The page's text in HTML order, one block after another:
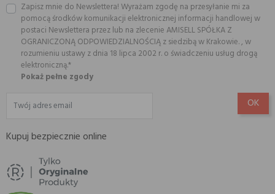
Zapisz mnie do Newslettera! Wyrażam zgodę na przesyłanie mi za
pomocą środków komunikacji elektronicznej informacji handlowej w
postaci Newslettera przez lub na zlecenie AMISELL SPÓŁKA Z
OGRANICZONĄ ODPOWIEDZIALNOŚCIĄ z siedzibą w Krakowie. , w
rozumieniu ustawy z dnia 18 lipca 2002 r. o świadczeniu usług drogą
elektroniczną.*
Pokaż pełne zgody
Kupuj bezpiecznie online